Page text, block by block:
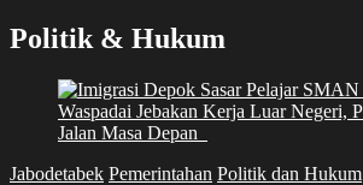
Politik & Hukum
Jabodetabek Pemerintahan Politik dan Hukum